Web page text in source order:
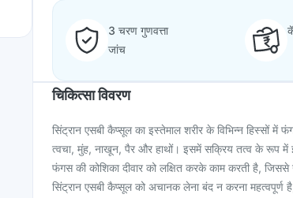
3 चरण गुणवत्ता
जांच
चिकित्सा विवरण
सिंट्रान एसबी कैप्सूल का इस्तेमाल शरीर के विभिन्न हिस्सों
त्वचा, मुंह, नाखून, पैर और हाथों। इसमें सक्रिय तत्व के रूप में
फंगस की कोशिका दीवार को लक्षित करके काम करती है,
सिंट्रान एसबी कैप्सूल को अचानक लेना बंद न करना